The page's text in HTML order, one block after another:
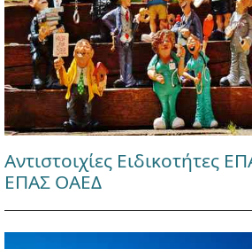
Αντιστοιχίες Ειδικοτήτες
ΕΠΑΣ ΟΑΕΔ